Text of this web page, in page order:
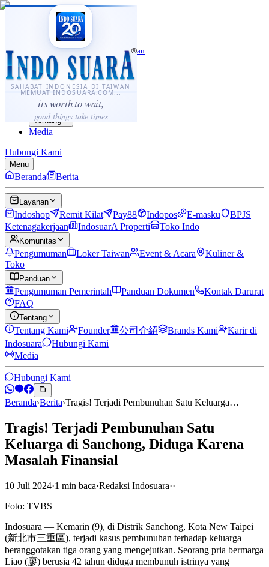
SAHABAT INDONESIA DI TAIWAN
MEMUAT INDOSUARA.COM...
its worth to wait,
good things take times
·...
⌘K
Sahabat Indonesia di Taiwan
Berita
Layanan
Komunitas
Panduan
Tentang
Media
Hubungi Kami
Menu
Beranda Berita
Layanan
Indoshop Remit Kilat Pay88 Indopos E-masku
BPJS
Ketenagakerjaan
IndosuarA Properti Toko Indo
Komunitas
Pengumuman Loker Taiwan Event & Acara
Kuliner &
Toko
Panduan
Pengumuman Pemerintah Panduan Dokumen
Kontak Darurat
FAQ
Tentang
Tentang Kami Founder 公司介紹 Brands Kami
Karir di
Indosuara
Hubungi Kami
Media
Hubungi Kami
Beranda›Berita›Tragis! Terjadi Pembunuhan Satu Keluarga…
Tragis! Terjadi Pembunuhan Satu
Keluarga di Sanchong, Diduga Karena
Masalah Finansial
10 Juli 2024·1 min baca·Redaksi Indosuara··
Foto: TVBS
Indosuara — Kemarin (9), di Distrik Sanchong, Kota New Taipei
(新北市三重區), terjadi kasus pembunuhan terhadap keluarga
beranggotakan tiga orang yang mengejutkan. Seorang pria bermarga
Liao (廖) berusia 42 tahun diduga membunuh istrinya yang